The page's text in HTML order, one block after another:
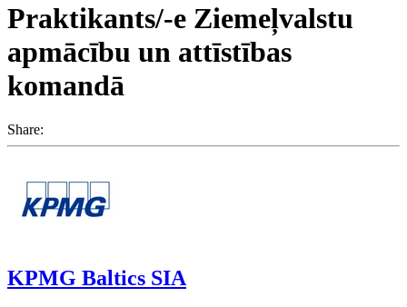
Praktikants/-e Ziemeļvalstu
apmācību un attīstības
komandā
Share:
KPMG Baltics SIA